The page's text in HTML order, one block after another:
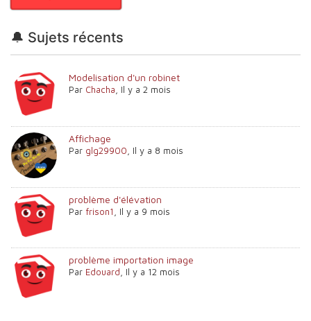
🔔 Sujets récents
Modelisation d'un robinet
Par Chacha Il y a 2 mois
Affichage
Par glg29900 Il y a 8 mois
problème d'élévation
Par frison1 Il y a 9 mois
problème importation image
Par Edouard, Il y a 12 mois